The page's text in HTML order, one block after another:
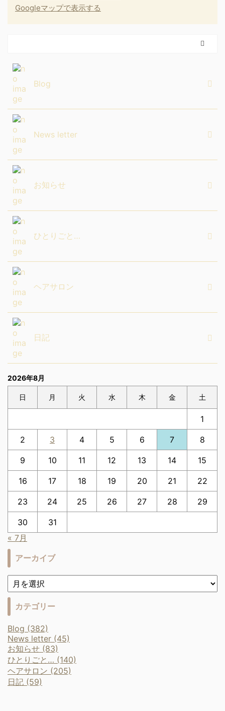
Googleマップで表示する
Blog
News letter
お知らせ
ひとりごと…
ヘアサロン
日記
2026年8月
日 月 火 水 木 金 土
1
2 3 4 5 6 7 8
9 10 11 12 13 14 15
16 17 18 19 20 21 22
23 24 25 26 27 28 29
30
31
« 7月
アーカイブ
カテゴリー
Blog (382)
News letter (45)
お知らせ (83)
ひとりごと… (140)
ヘアサロン (205)
日記 (59)